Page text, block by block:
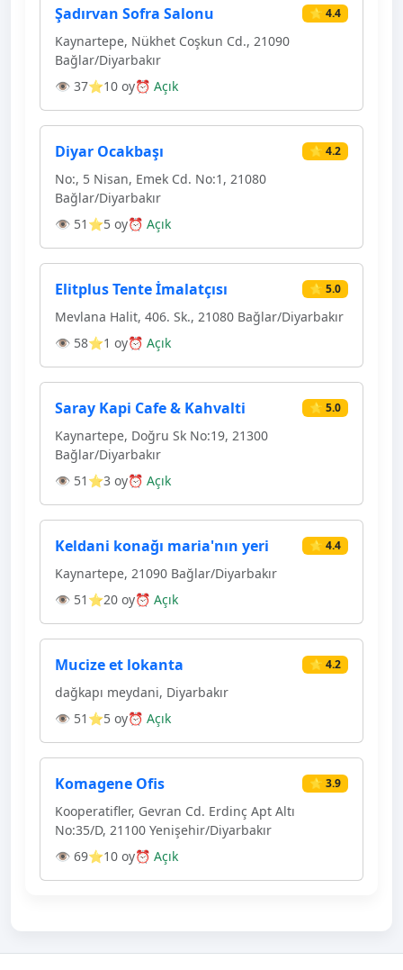
Şadırvan Sofra Salonu ⭐ 4.4
Kaynartepe, Nükhet Coşkun Cd., 21090
Bağlar/Diyarbakır
👁 37⭐10 oy⏰ Açık
Diyar Ocakbaşı ⭐ 4.2
No:, 5 Nisan, Emek Cd. No:1, 21080
Bağlar/Diyarbakır
👁 51 ⭐5 oy⏰ Açık
Elitplus Tente İmalatçısı ⭐ 5.0
Mevlana Halit, 406. Sk., 21080 Bağlar/Diyarbakır
👁 58⭐1 oy⏰ Açık
Saray Kapi Cafe & Kahvalti ⭐ 5.0
Kaynartepe, Doğru Sk No:19, 21300
Bağlar/Diyarbakır
👁 51 ⭐3 oy⏰ Açık
Keldani konağı maria'nın yeri ⭐ 4.4
Kaynartepe, 21090 Bağlar/Diyarbakır
👁 51 ⭐20 oy⏰ Açık
Mucize et lokanta ⭐ 4.2
dağkapı meydani, Diyarbakır
👁 51 ⭐5 oy⏰ Açık
Komagene Ofis ⭐ 3.9
Kooperatifler, Gevran Cd. Erdinç Apt Altı
No:35/D, 21100 Yenişehir/Diyarbakır
👁 69⭐10 oy⏰ Açık